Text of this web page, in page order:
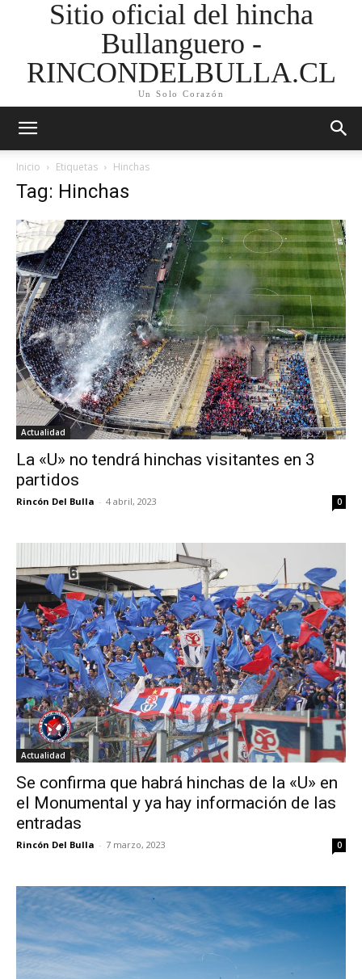
Sitio oficial del hincha
Bullanguero -
RINCONDELBULLA.CL
Un Solo Corazón
Inicio Etiquetas Hinchas
Tag: Hinchas
Actualidad
La «U» no tendrá hinchas visitantes en 3
partidos
Rincón Del Bulla - 4 abril, 2023 0
Actualidad
Se confirma que habrá hinchas de la «U» en
el Monumental y ya hay información de las
entradas
Rincón Del Bulla - 7 marzo, 2023 0